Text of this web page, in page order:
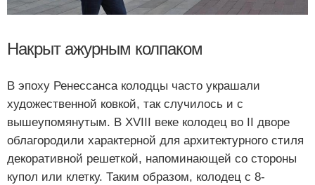
Накрыт ажурным колпаком
В эпоху Ренессанса колодцы часто украшали
художественной ковкой, так случилось и с
вышеупомянутым. В XVIII веке колодец во II дворе
облагородили характерной для архитектурного стиля
декоративной решеткой, напоминающей со стороны
купол или клетку. Таким образом, колодец с 8-